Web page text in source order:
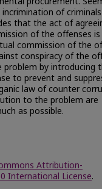
of
that the act of
of the offenses is
commission of the
conspiracy of the
by introducing
to prevent and
law of counter
to the problem are
as possible.
Attribution-
International License.